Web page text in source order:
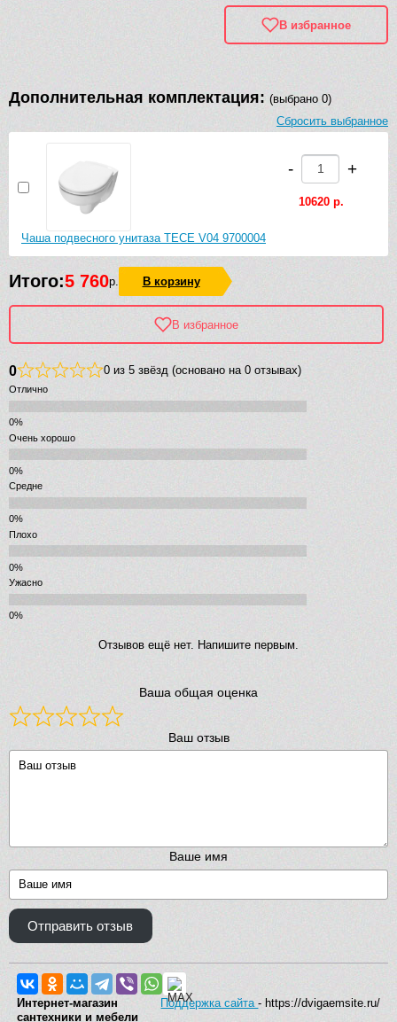
В избранное
Дополнительная комплектация: (выбрано 0)
Сбросить выбранное
Чаша подвесного унитаза TECE V04 9700004
- +
10620 р.
Итого:5 760р. В корзину
В избранное
0 0 из 5 звёзд (основано на 0 отзывах)
Отлично
Очень хорошо
Средне
Плохо
Ужасно
Отзывов ещё нет. Напишите первым.
Ваша общая оценка
Ваш отзыв
Ваше имя
Отправить отзыв
Поддержка сайта- https://dvigaemsite.ru/
Интернет-магазин
сантехники и мебели